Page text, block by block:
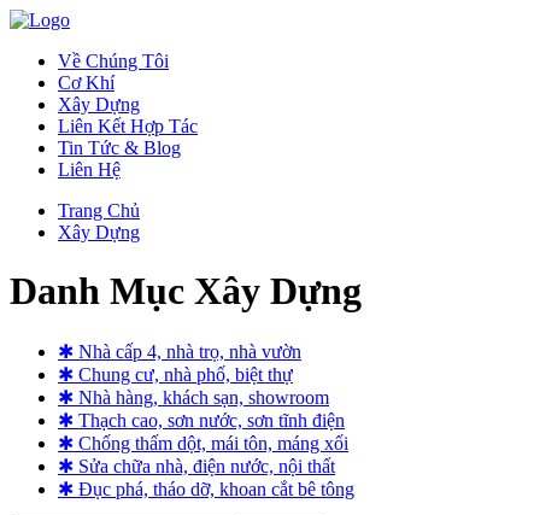
Về Chúng Tôi
Cơ Khí
Xây Dựng
Liên Kết Hợp Tác
Tin Tức & Blog
Liên Hệ
Trang Chủ
Xây Dựng
Danh Mục Xây Dựng
✱ Nhà cấp 4, nhà trọ, nhà vườn
✱ Chung cư, nhà phố, biệt thự
✱ Nhà hàng, khách sạn, showroom
✱ Thạch cao, sơn nước, sơn tĩnh điện
✱ Chống thấm dột, mái tôn, máng xối
✱ Sửa chữa nhà, điện nước, nội thất
✱ Đục phá, tháo dỡ, khoan cắt bê tông